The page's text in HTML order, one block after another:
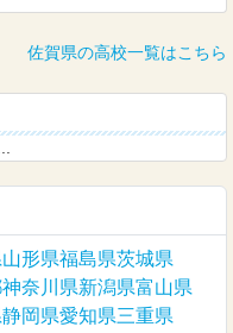
佐賀県の高校一覧はこちら
山形県福島県茨城県
神奈川県新潟県富山県
静岡県愛知県三重県